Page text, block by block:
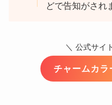
どで告知がされ
＼ 公式サイ
チャームカラ